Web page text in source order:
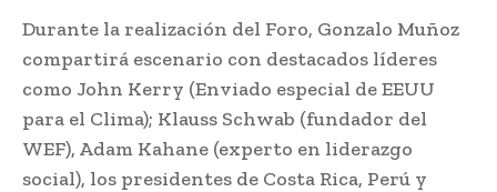
Durante la realización del Foro, Gonzalo Muñoz
compartirá escenario con destacados líderes
como John Kerry (Enviado especial de EEUU
para el Clima); Klauss Schwab (fundador del
WEF), Adam Kahane (experto en liderazgo
social), los presidentes de Costa Rica, Perú y